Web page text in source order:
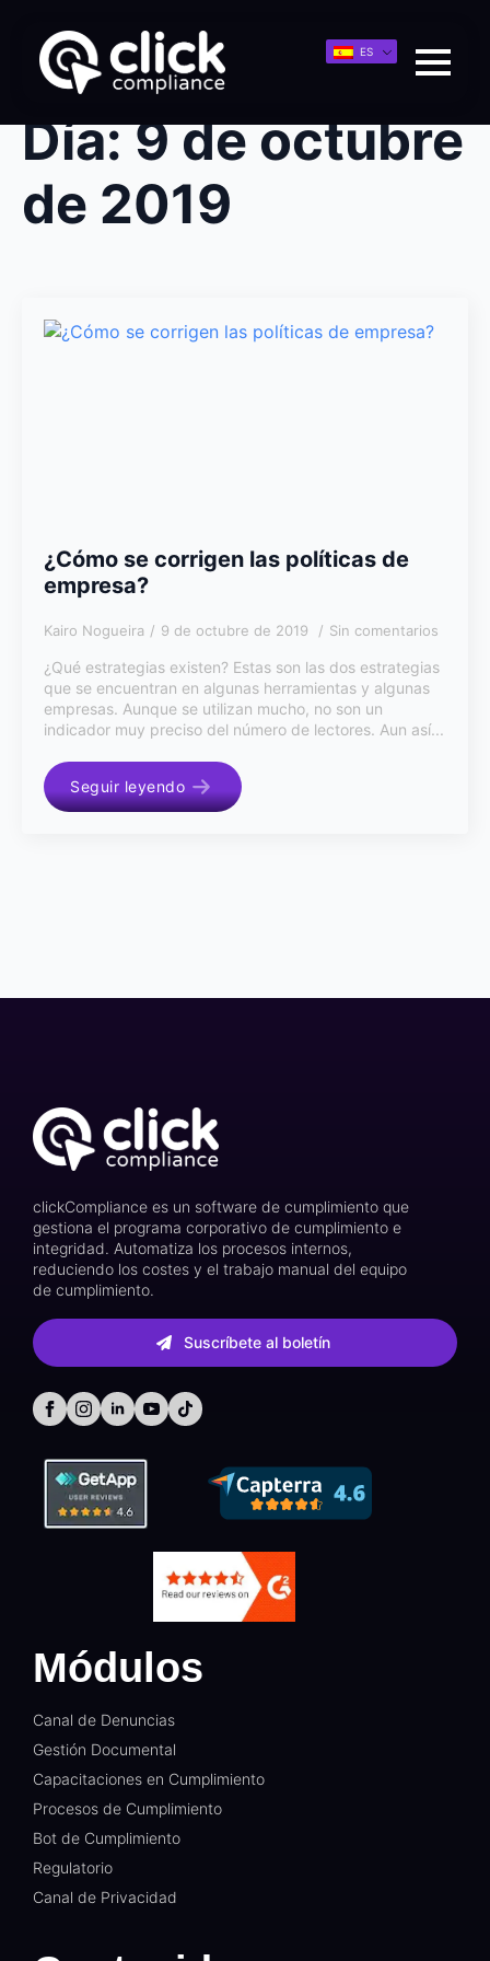
ES
Día:9 de octubre
de 2019
¿Cómo se corrigen las políticas de
empresa?
Kairo Nogueira 9 de octubre de 2019 Sin comentarios
¿Qué estrategias existen? Estas son las dos estrategias
que se encuentran en algunas herramientas y algunas
empresas. Aunque se utilizan mucho, no son un
indicador muy preciso del número de lectores. Aun así...
Seguir leyendo
clickCompliance es un software de cumplimiento que
gestiona el programa corporativo de cumplimiento e
integridad. Automatiza los procesos internos,
reduciendo los costes y el trabajo manual del equipo
de cumplimiento.
Suscríbete al boletín
Módulos
Canal de Denuncias
Gestión Documental​
Capacitaciones en Cumplimiento​
Procesos de Cumplimiento​
Bot de Cumplimiento​
Regulatorio​
Canal de Privacidad​